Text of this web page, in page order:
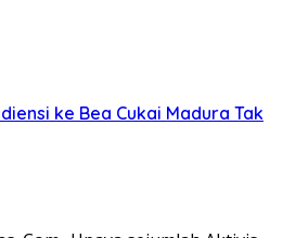
ke Bea Cukai Madura Tak